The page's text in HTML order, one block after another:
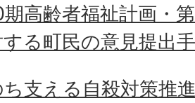
高齢者福祉計画・
する町民の意見提出
支える自殺対策推